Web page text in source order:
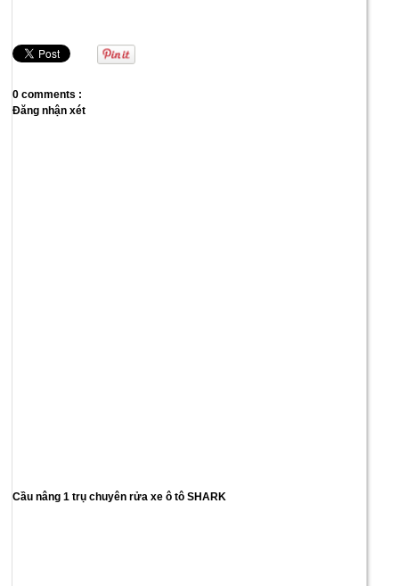
0 comments :
Đăng nhận xét
Cầu nâng 1 trụ chuyên rửa xe ô tô SHARK